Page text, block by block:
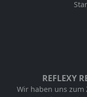
REFLEXY
Wir haben uns zum